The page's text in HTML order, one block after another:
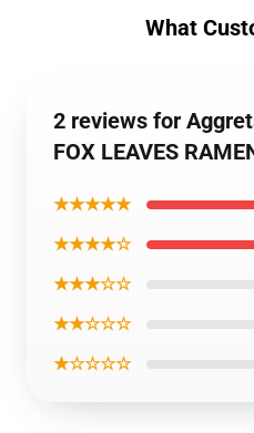
What
2 reviews for
FOX LEAVES
★★★★★
★★★★☆
★★★☆☆
★★☆☆☆
★☆☆☆☆